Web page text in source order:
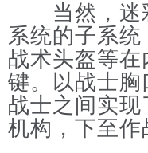
当然，迷彩
系统的子系
战术头盔等
键。以战士胸
战士之间实
机构，下至